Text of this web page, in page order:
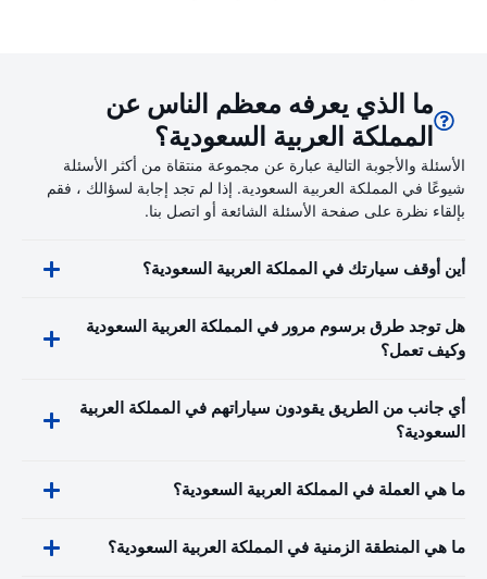
ما الذي يعرفه معظم الناس عن
المملكة العربية السعودية؟
الأسئلة والأجوبة التالية عبارة عن مجموعة منتقاة من أكثر الأسئلة
شيوعًا في المملكة العربية السعودية. إذا لم تجد إجابة لسؤالك ، فقم
بإلقاء نظرة على صفحة الأسئلة الشائعة أو اتصل بنا.
أين أوقف سيارتك في المملكة العربية السعودية؟
هل توجد طرق برسوم مرور في المملكة العربية السعودية
وكيف تعمل؟
أي جانب من الطريق يقودون سياراتهم في المملكة العربية
السعودية؟
ما هي العملة في المملكة العربية السعودية؟
ما هي المنطقة الزمنية في المملكة العربية السعودية؟